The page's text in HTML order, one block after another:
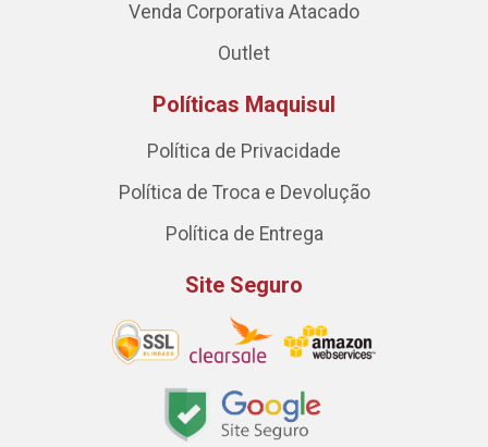
Venda Corporativa Atacado
Outlet
Políticas Maquisul
Política de Privacidade
Política de Troca e Devolução
Política de Entrega
Site Seguro